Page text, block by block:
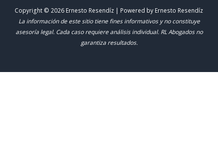
Copyright © 2026 Ernesto Resendíz | Powered by Ernesto Resendíz
La información de este sitio tiene fines informativos y no constituye
asesoría legal. Cada caso requiere análisis individual. RL Abogados no
garantiza resultados.